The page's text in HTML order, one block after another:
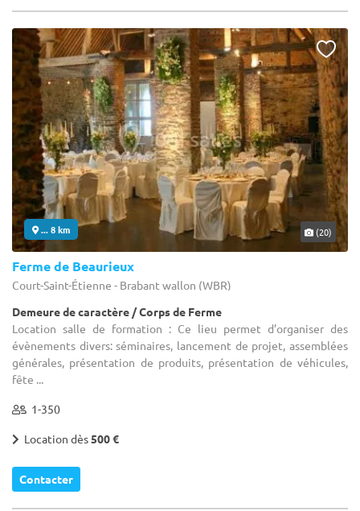
... 8 km (20)
Ferme de Beaurieux
Court-Saint-Étienne - Brabant wallon (WBR)
Demeure de caractère / Corps de Ferme
Location salle de formation : Ce lieu permet d’organiser des
évènements divers: séminaires, lancement de projet, assemblées
générales, présentation de produits, présentation de véhicules,
fête ...
1-350
Location dès500 €
Contacter